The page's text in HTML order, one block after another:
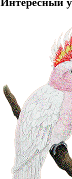
Интересный